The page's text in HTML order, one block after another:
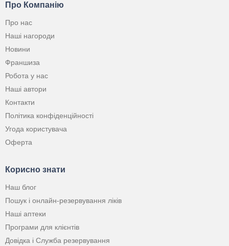
Про Компанію
Про нас
Наші нагороди
Новини
Франшиза
Робота у нас
Наші автори
Контакти
Політика конфіденційності
Угода користувача
Оферта
Корисно знати
Наш блог
Пошук і онлайн-резервування ліків
Наші аптеки
Програми для клієнтів
Довідка і Служба резервування